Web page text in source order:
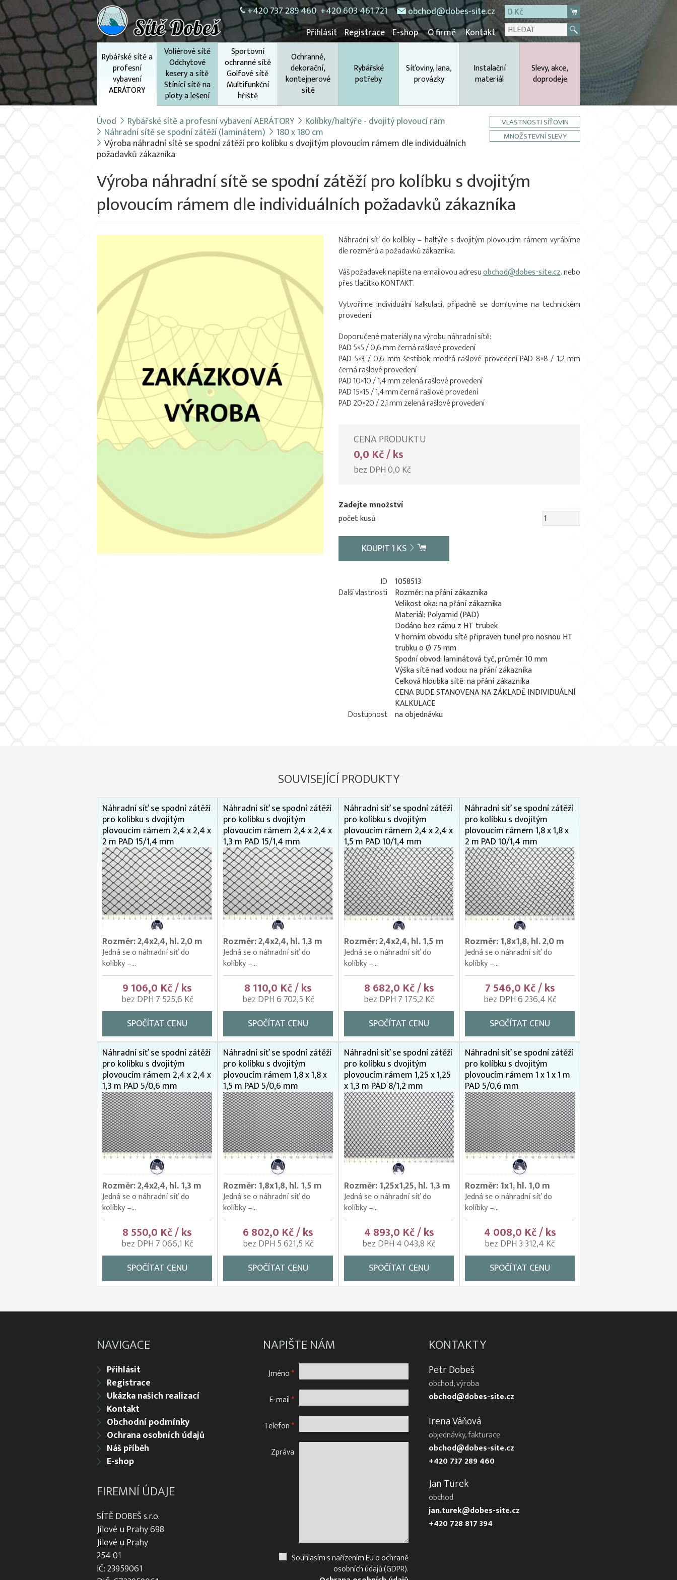
+420 737 289 460 +420 603 461 721 obchod@dobes-site.cz
0 Kč
Přihlásit Registrace E-shop O firmě Kontakt
Rybářské sítě a
profesní
vybavení
AERÁTORY
Voliérové sítě
Odchytové
kesery a sítě
Stínící sítě na
ploty a lešení
Sportovní
ochranné sítě
Golfové sítě
Multifunkční
hřiště
Ochranné,
dekorační,
kontejnerové
sítě
Rybářské
potřeby
Síťoviny, lana,
provázky
Instalační
materiál
Slevy, akce,
doprodeje
Úvod Rybářské sítě a profesní vybavení AERÁTORY Kolíbky/haltýře - dvojitý plovoucí rám
Náhradní sítě se spodní zátěží (laminátem) 180 x 180 cm
Výroba náhradní sítě se spodní zátěží pro kolíbku s dvojitým plovoucím rámem dle individuálních
požadavků zákazníka
VLASTNOSTI SÍŤOVIN
MNOŽSTEVNÍ SLEVY
Výroba náhradní sítě se spodní zátěží pro kolíbku s dvojitým
plovoucím rámem dle individuálních požadavků zákazníka
Náhradní síť do kolíbky – haltýře s dvojitým plovoucím rámem vyrábíme
dle rozměrů a požadavků zákazníka.
Váš požadavek napište na emailovou adresuobchod@dobes-site.cz. nebo
přes tlačítko KONTAKT.
Vytvoříme individuální kalkulaci, případně se domluvíme na technickém
provedení.
Doporučené materiály na výrobu náhradní sítě:
PAD 5×5 / 0,6 mm černá rašlové provedení
PAD 5×3 / 0,6 mm šestibok modrá rašlové provedení PAD 8×8 / 1,2 mm
černá rašlové provedení
PAD 10×10 / 1,4 mm zelená rašlové provedení
PAD 15×15 / 1,4 mm černá rašlové provedení
PAD 20×20 / 2,1 mm zelená rašlové provedení
CENA PRODUKTU
0,0 Kč / ks
bez DPH 0,0 Kč
Zadejte množství
počet kusů
KOUPIT1 KS
ID 1058513
Další vlastnosti
Rozměr: na přání zákazníka
Velikost oka: na přání zákazníka
Materiál: Polyamid (PAD)
Dodáno bez rámu z HT trubek
V horním obvodu sítě připraven tunel pro nosnou HT
trubku o Ø 75 mm
Spodní obvod: laminátová tyč, průměr 10 mm
Výška sítě nad vodou: na přání zákazníka
Celková hloubka sítě: na přání zákazníka
CENA BUDE STANOVENA NA ZÁKLADĚ INDIVIDUÁLNÍ
KALKULACE
Dostupnost na objednávku
SOUVISEJÍCÍ PRODUKTY
Náhradní síť se spodní zátěží
pro kolíbku s dvojitým
plovoucím rámem 2,4 x 2,4 x
2 m PAD 15/1,4 mm
Rozměr: 2,4x2,4, hl. 2,0 m
Jedná se o náhradní síť do
kolíbky –...
9 106,0 Kč / ks
bez DPH 7 525,6 Kč
SPOČÍTAT CENU
Náhradní síť se spodní zátěží
pro kolíbku s dvojitým
plovoucím rámem 2,4 x 2,4 x
1,3 m PAD 15/1,4 mm
Rozměr: 2,4x2,4, hl. 1,3 m
Jedná se o náhradní síť do
kolíbky –...
8 110,0 Kč / ks
bez DPH 6 702,5 Kč
SPOČÍTAT CENU
Náhradní síť se spodní zátěží
pro kolíbku s dvojitým
plovoucím rámem 2,4 x 2,4 x
1,5 m PAD 10/1,4 mm
Rozměr: 2,4x2,4, hl. 1,5 m
Jedná se o náhradní síť do
kolíbky –...
8 682,0 Kč / ks
bez DPH 7 175,2 Kč
SPOČÍTAT CENU
Náhradní síť se spodní zátěží
pro kolíbku s dvojitým
plovoucím rámem 1,8 x 1,8 x
2 m PAD 10/1,4 mm
Rozměr: 1,8x1,8, hl. 2,0 m
Jedná se o náhradní síť do
kolíbky –...
7 546,0 Kč / ks
bez DPH 6 236,4 Kč
SPOČÍTAT CENU
Náhradní síť se spodní zátěží
pro kolíbku s dvojitým
plovoucím rámem 2,4 x 2,4 x
1,3 m PAD 5/0,6 mm
Rozměr: 2,4x2,4, hl. 1,3 m
Jedná se o náhradní síť do
kolíbky –...
8 550,0 Kč / ks
bez DPH 7 066,1 Kč
SPOČÍTAT CENU
Náhradní síť se spodní zátěží
pro kolíbku s dvojitým
plovoucím rámem 1,8 x 1,8 x
1,5 m PAD 5/0,6 mm
Rozměr: 1,8x1,8, hl. 1,5 m
Jedná se o náhradní síť do
kolíbky –...
6 802,0 Kč / ks
bez DPH 5 621,5 Kč
SPOČÍTAT CENU
Náhradní síť se spodní zátěží
pro kolíbku s dvojitým
plovoucím rámem 1,25 x 1,25
x 1,3 m PAD 8/1,2 mm
Rozměr: 1,25x1,25, hl. 1,3 m
Jedná se o náhradní síť do
kolíbky –...
4 893,0 Kč / ks
bez DPH 4 043,8 Kč
SPOČÍTAT CENU
Náhradní síť se spodní zátěží
pro kolíbku s dvojitým
plovoucím rámem 1 x 1 x 1 m
PAD 5/0,6 mm
Rozměr: 1x1, hl. 1,0 m
Jedná se o náhradní síť do
kolíbky –...
4 008,0 Kč / ks
bez DPH 3 312,4 Kč
SPOČÍTAT CENU
NAVIGACE
Přihlásit
Registrace
Ukázka našich realizací
Kontakt
Obchodní podmínky
Ochrana osobních údajů
Náš příběh
E-shop
FIREMNÍ ÚDAJE
SÍTĚ DOBEŠ s.r.o.
Jílové u Prahy 698
Jílové u Prahy
254 01
IČ: 23959061
NAPIŠTE NÁM
Jméno*
E-mail*
Telefon*
Zpráva
Souhlasím s nařízením EU o ochraně
osobních údajů (GDPR).
KONTAKTY
Petr Dobeš
obchod, výroba
obchod@dobes-site.cz
Irena Váňová
objednávky, fakturace
obchod@dobes-site.cz
+420 737 289 460
Jan Turek
obchod
jan.turek@dobes-site.cz
+420 728 817 394